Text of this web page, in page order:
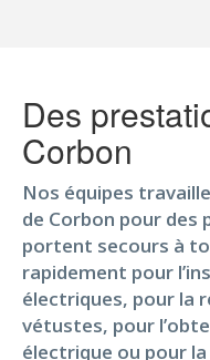
Des
Corbon
Nos équipes
de Corbon pour des
portent secours à
rapidement pour
électriques, pour la
vétustes, pour
électrique ou pour